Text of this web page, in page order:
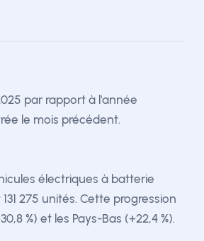
par rapport à l'année
le mois précédent.
électriques à batterie
275 unités. Cette progression
%) et les Pays-Bas (+22,4 %).